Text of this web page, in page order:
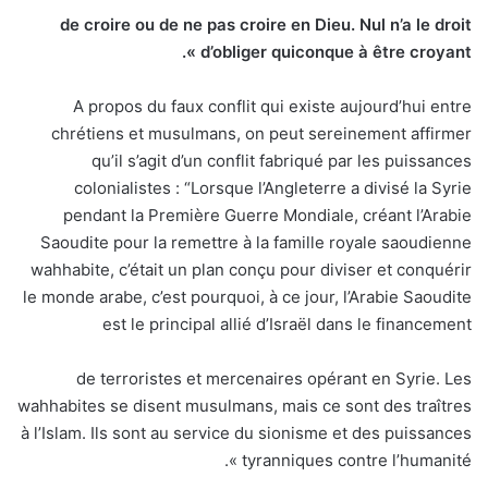
de croire ou de ne pas croire en Dieu. Nul n’a le droit
d’obliger quiconque à être croyant ».
A propos du faux conflit qui existe aujourd’hui entre
chrétiens et musulmans, on peut sereinement affirmer
qu’il s’agit d’un conflit fabriqué par les puissances
colonialistes : “Lorsque l’Angleterre a divisé la Syrie
pendant la Première Guerre Mondiale, créant l’Arabie
Saoudite pour la remettre à la famille royale saoudienne
wahhabite, c’était un plan conçu pour diviser et conquérir
le monde arabe, c’est pourquoi, à ce jour, l’Arabie Saoudite
est le principal allié d’Israël dans le financement
de terroristes et mercenaires opérant en Syrie. Les
wahhabites se disent musulmans, mais ce sont des traîtres
à l’Islam. Ils sont au service du sionisme et des puissances
tyranniques contre l’humanité ».